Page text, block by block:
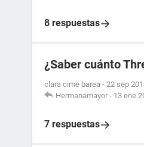
8 respuestas
¿Saber cuánto
clara cime barea - 22 sep
Hermanamayor - 13 ene
7 respuestas